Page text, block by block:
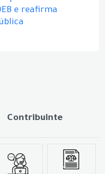
e reafirma
Contribuinte